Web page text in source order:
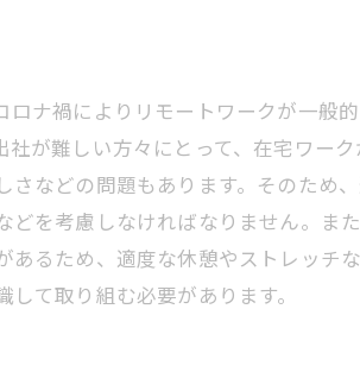
ナ禍によりリモートワークが一般
が難しい方々にとって、在宅ワー
などの問題もあります。そのため
を考慮しなければなりません。ま
るため、適度な休憩やストレッチ
て取り組む必要があります。